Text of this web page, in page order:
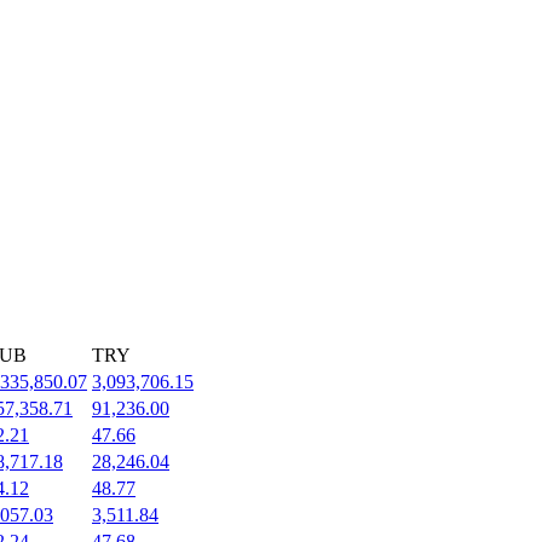
TRY
3,093,706.15
91,236.00
47.66
28,246.04
48.77
3,511.84